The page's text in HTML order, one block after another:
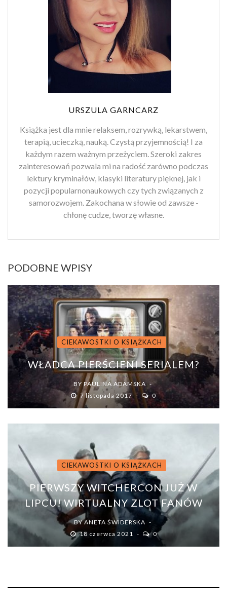
URSZULA GARNCARZ
Książka jest dla mnie relaksem, rozrywką, lekarstwem,
terapią, ucieczką, nauką. Czystą przyjemnością! I za
każdym razem ważnym przeżyciem. Szeroki zakres
zainteresowań pozwala mi na radość zarówno podczas
lektury kryminałów, klasyki literatury pięknej, jak i
pozycji popularnonaukowych czy tych związanych z
samorozwojem. Zakochana w słowie od zawsze -
chłonę cudze, tworzę własne.
PODOBNE WPISY
CIEKAWOSTKI O KSIĄŻKACH
WŁADCA PIERŚCIENI SERIALEM?
BYPAULINA ADAMSKA
7 listopada 2017
0
CIEKAWOSTKI O KSIĄŻKACH
PIERWSZY WITCHERCON JUŻ W
LIPCU! WIRTUALNY ZLOT FANÓW
BYANETA ŚWIDERSKA
18 czerwca 2021
0